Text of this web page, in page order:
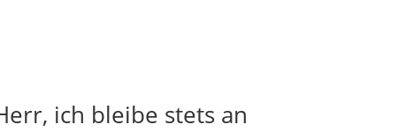
ich bleibe stets an